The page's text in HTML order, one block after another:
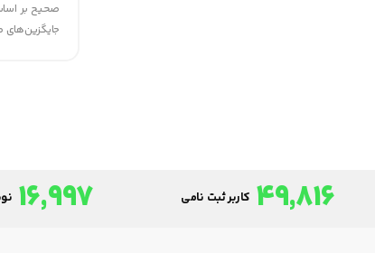
صحیح بر
جایگزین‌های
49,816 کاربر ثبت نامی 16,997